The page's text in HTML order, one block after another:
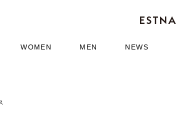
WOMEN MEN NEWS